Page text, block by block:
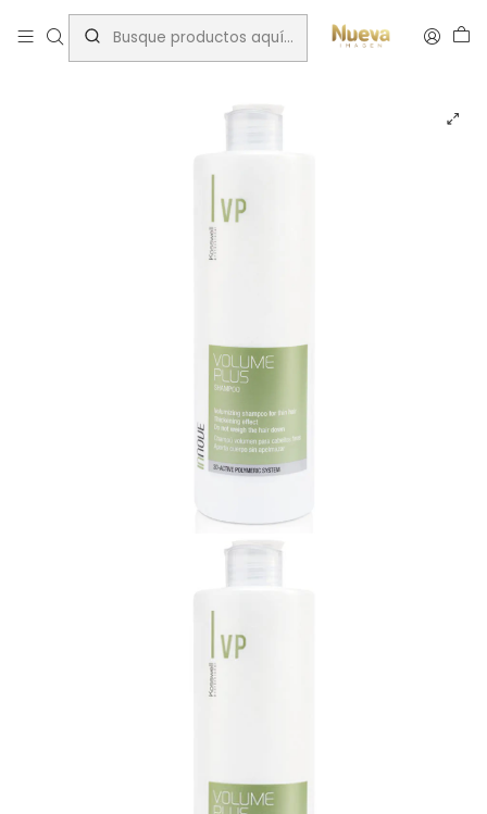
Inicio Tratamientos capilares Marcas
KOSWELL SHAMPOO VOLUME PLUS 500ML